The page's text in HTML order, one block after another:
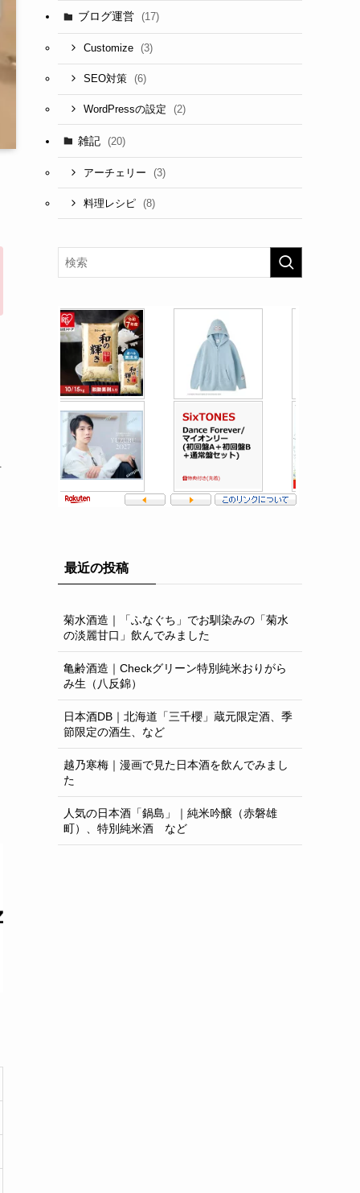
ブログ運営 (17)
Customize (3)
SEO対策 (6)
WordPressの設定 (2)
雑記 (20)
アーチェリー (3)
料理レシピ (8)
最近の投稿
菊水酒造｜「ふなぐち」でお馴染みの「菊水
の淡麗甘口」飲んでみました
亀齢酒造｜Checkグリーン特別純米おりがら
み生（八反錦）
日本酒DB｜北海道「三千櫻」蔵元限定酒、季
節限定の酒生、など
越乃寒梅｜漫画で見た日本酒を飲んでみまし
た
人気の日本酒「鍋島」｜純米吟醸（赤磐雄
町）、特別純米酒 など